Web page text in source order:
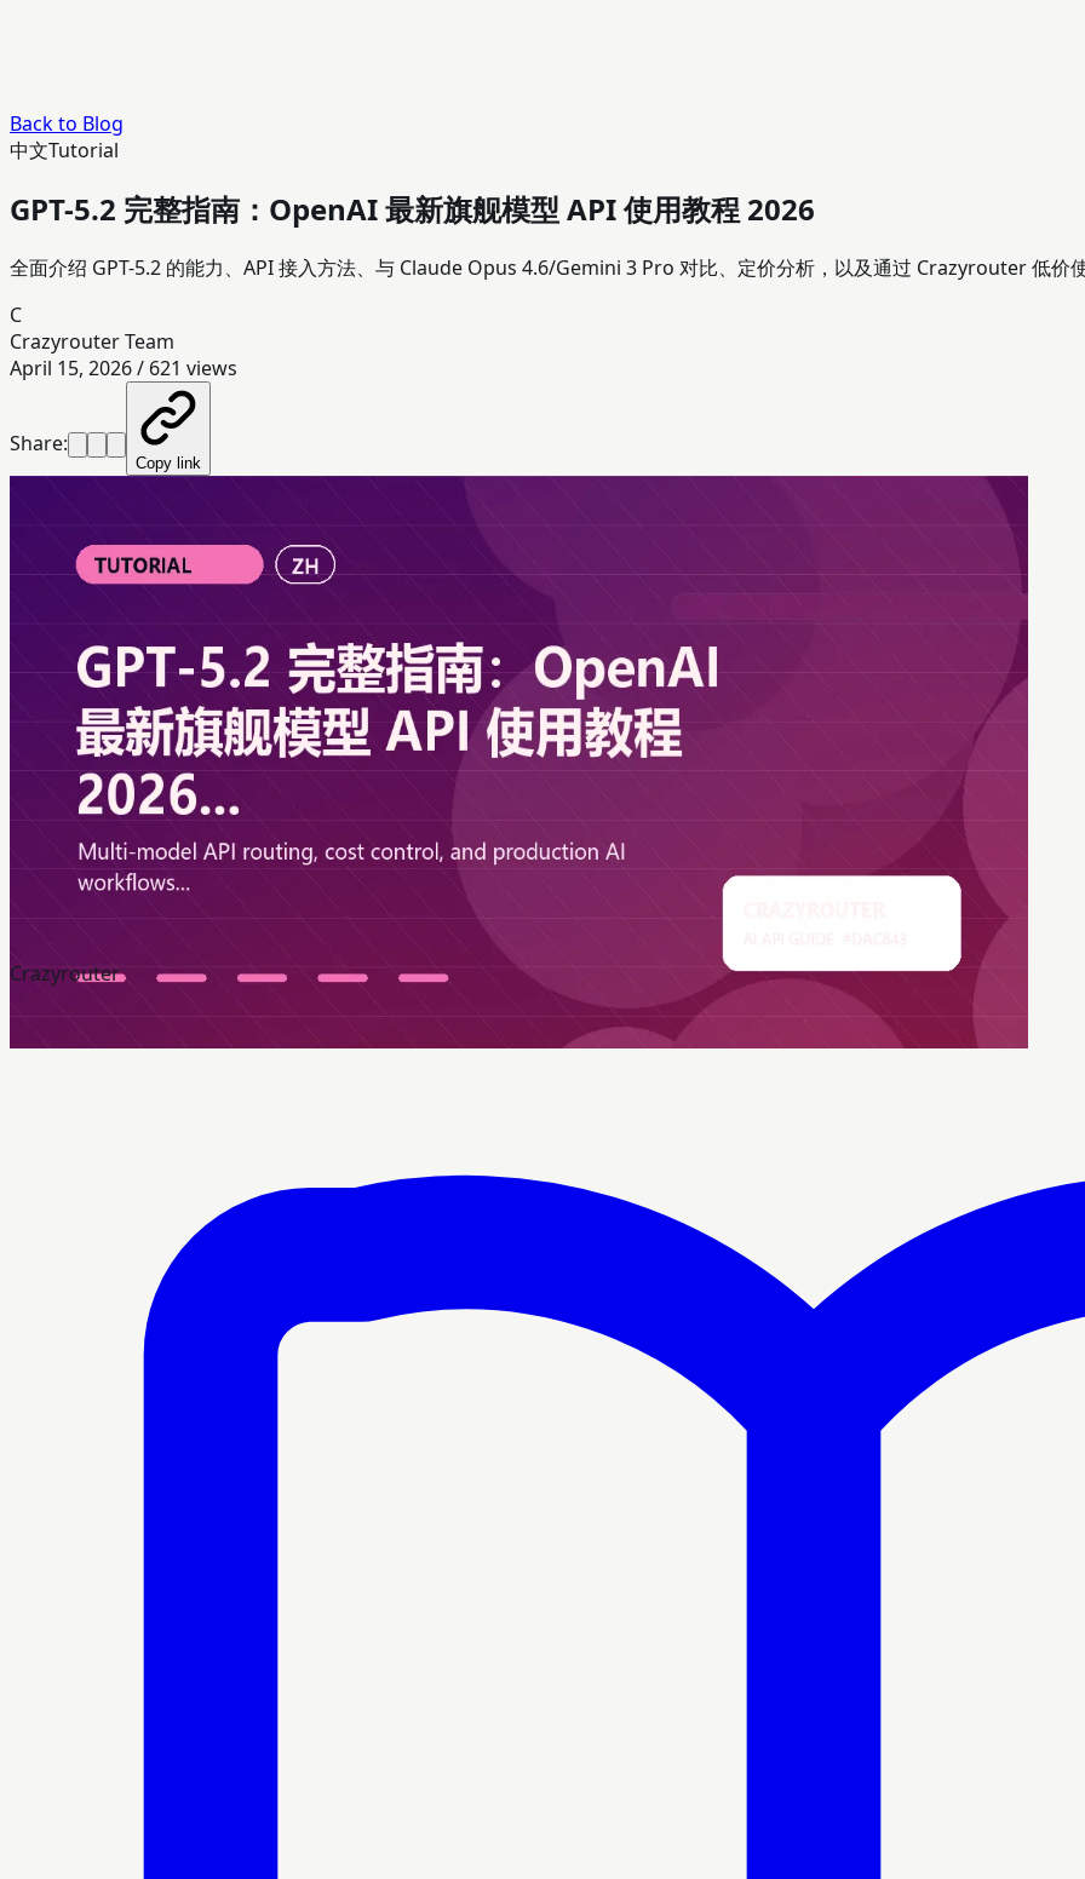
Back to Blog
中文Tutorial
GPT-5.2 完整指南：OpenAI 最新旗舰模型 API 使用教程 2026
全面介绍 GPT-5.2 的能力、API 接入方法、与 Claude Opus 4.6/Gemini 3 Pro 对比、定价分析，以及通过 Crazyrouter 低价使
C
Crazyrouter Team
April 15, 2026/ 621 views
Share:
Copy link
Crazyrouter